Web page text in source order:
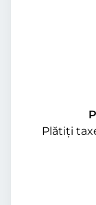
Plătiți